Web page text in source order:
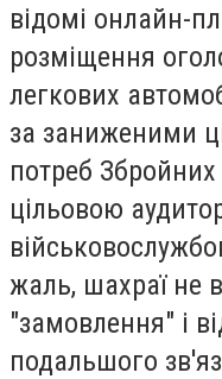
відомі онлайн-
розміщення
легкових
за заниженими
потреб
цільовою
жаль, шахраї не
"замовлення" і
подальшого